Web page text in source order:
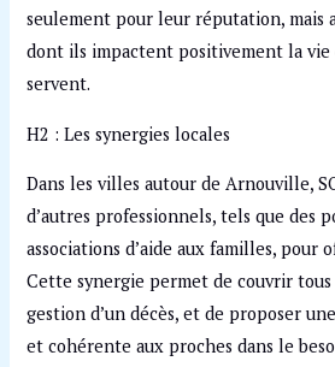
seulement pour leur réputation, mais
dont ils impactent positivement la vie
servent.
H2 : Les synergies locales
Dans les villes autour de Arnouville,
d’autres professionnels, tels que des
associations d’aide aux familles, pour
Cette synergie permet de couvrir tous
gestion d’un décès, et de proposer
et cohérente aux proches dans le